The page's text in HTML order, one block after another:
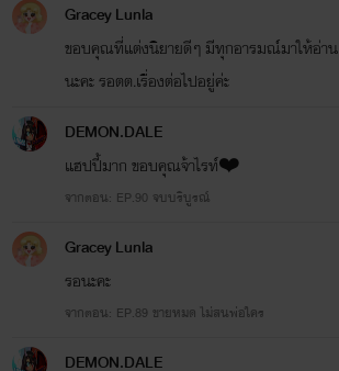
Grace​y​ Lunla
ขอบคุณที่แต่งนิยายดีๆ​ มีทุกอารมณ์​มาให้อ่าน
นะคะ​ รอตต.เรื่องต่อไปอยู่ค่ะ
DEMON.DALE
แฮปปี้มาก ขอบคุณจ้าไรท์❤️
จากตอน: EP.90 จบบริบูรณ์
Grace​y​ Lunla
รอนะคะ
จากตอน: EP.89 ขายหมด ไม่สนพ่อใคร
DEMON.DALE